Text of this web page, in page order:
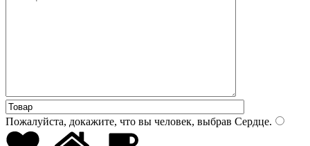
Пожалуйста, докажите, что вы человек, выбрав Сердце.